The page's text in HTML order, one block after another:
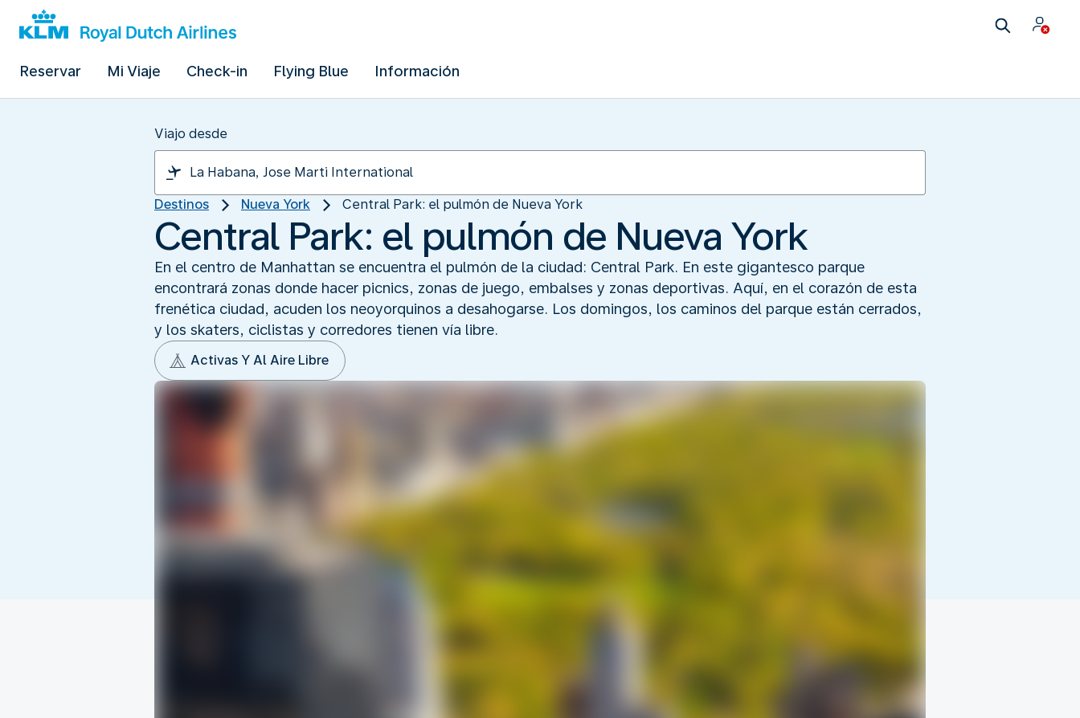
Reservar Mi Viaje Check-in Flying Blue Información
Viajo desde
Destinos Nueva York Central Park: el pulmón de Nueva York
Central Park: el pulmón de Nueva York
En el centro de Manhattan se encuentra el pulmón de la ciudad: Central Park. En este gigantesco parque
encontrará zonas donde hacer picnics, zonas de juego, embalses y zonas deportivas. Aquí, en el corazón de esta
frenética ciudad, acuden los neoyorquinos a desahogarse. Los domingos, los caminos del parque están cerrados,
y los skaters, ciclistas y corredores tienen vía libre.
Activas Y Al Aire Libre